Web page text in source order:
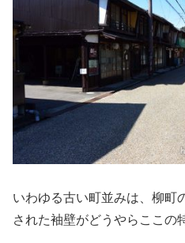
いわゆる古い町並みは、柳町
された袖壁がどうやらここの